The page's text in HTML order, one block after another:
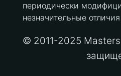
периодически
незначительные
© 2011-2025